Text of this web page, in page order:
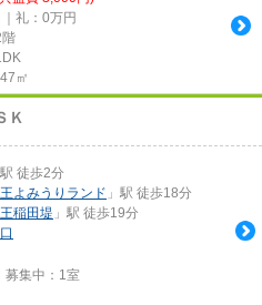
礼：0万円
階
㎡
Ｋ
駅 徒歩2分
よみうりランド 」駅 徒歩18分
稲田堤 」駅 徒歩19分
集中： 1室